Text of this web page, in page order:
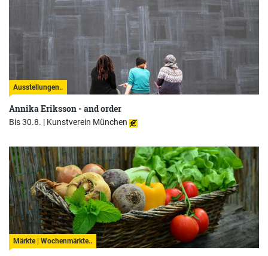
Ausstellungen..
Annika Eriksson - and order
Bis 30.8. | Kunstverein München
Märkte | Wochenmärkte..